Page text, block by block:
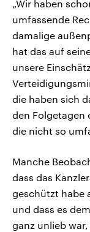
„Wir haben
umfassende
damalige
hat das auf
unsere
die haben sich
den Folgetagen
die nicht so
Manche
dass das
geschützt habe
und dass es
ganz unlieb